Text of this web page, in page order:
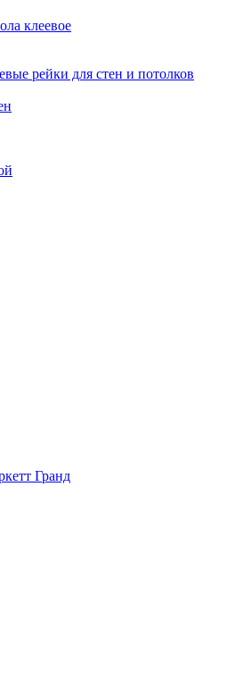
клеевое
рейки для стен и потолков
Гранд